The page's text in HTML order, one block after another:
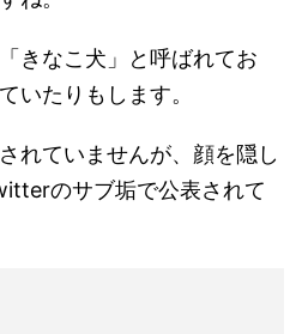
きなこ犬」と呼ばれてお
いたりもします。
れていませんが、顔を隠し
のサブ垢で公表されて